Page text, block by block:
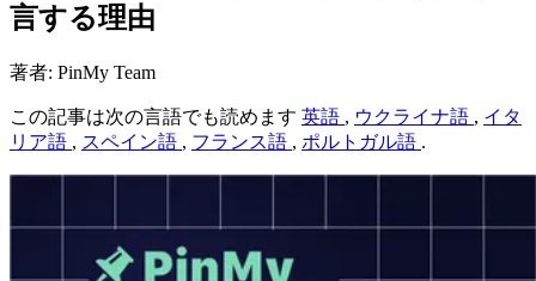
言する理由
著者: PinMy Team
この記事は次の言語でも読めます 英語 , ウクライナ語 , イタ
リア語 , スペイン語 , フランス語 , ポルトガル語 .